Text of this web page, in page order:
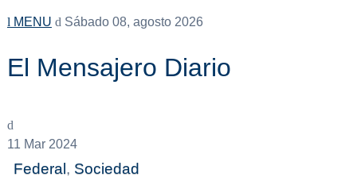
MENU Sábado 08, agosto 2026
El Mensajero Diario
11 Mar 2024
Federal, Sociedad